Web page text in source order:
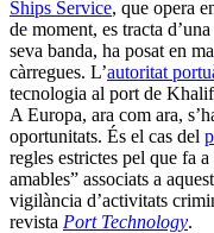
Ships Service, que opera
de moment, es tracta
seva banda, ha posat en
càrregues. L’autoritat
tecnologia al port de
A Europa, ara com ara,
oportunitats. És el cas del
regles estrictes pel que fa
amables” associats a
vigilància d’activitats
revista Port Technology.